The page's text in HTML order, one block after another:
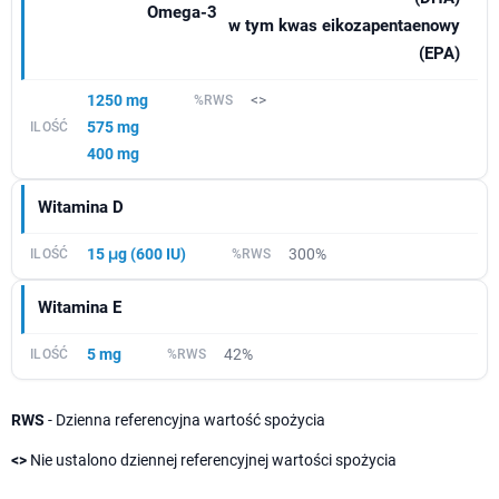
Omega-3
w tym kwas eikozapentaenowy
(EPA)
1250 mg
575 mg
400 mg
<>
Witamina D
15 μg (600 IU) 300%
Witamina E
5 mg 42%
RWS - Dzienna referencyjna wartość spożycia
<> Nie ustalono dziennej referencyjnej wartości spożycia